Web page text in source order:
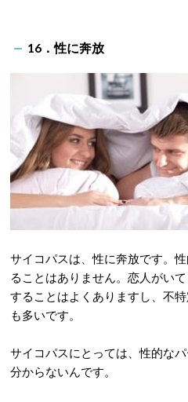
16．性に奔放
サイコパスは、性に奔放です。
ることはありません。恋人がい
することはよくありますし、不
も多いです。
サイコパスにとっては、性的な
分からないんです。